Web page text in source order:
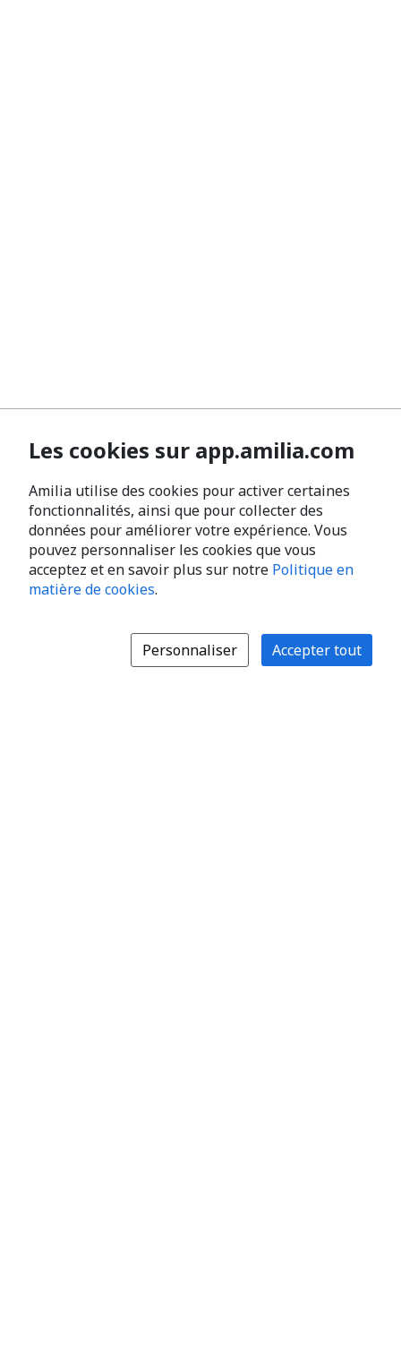
Les cookies sur app.amilia.com
Amilia utilise des cookies pour activer certaines
fonctionnalités, ainsi que pour collecter des
données pour améliorer votre expérience. Vous
pouvez personnaliser les cookies que vous
acceptez et en savoir plus sur notre Politique en
matière de cookies.
Personnaliser Accepter tout